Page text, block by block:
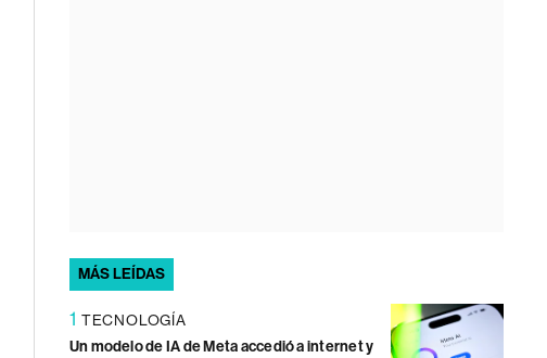
MÁS LEÍDAS
1 TECNOLOGÍA
Un modelo de IA de Meta accedió a internet y